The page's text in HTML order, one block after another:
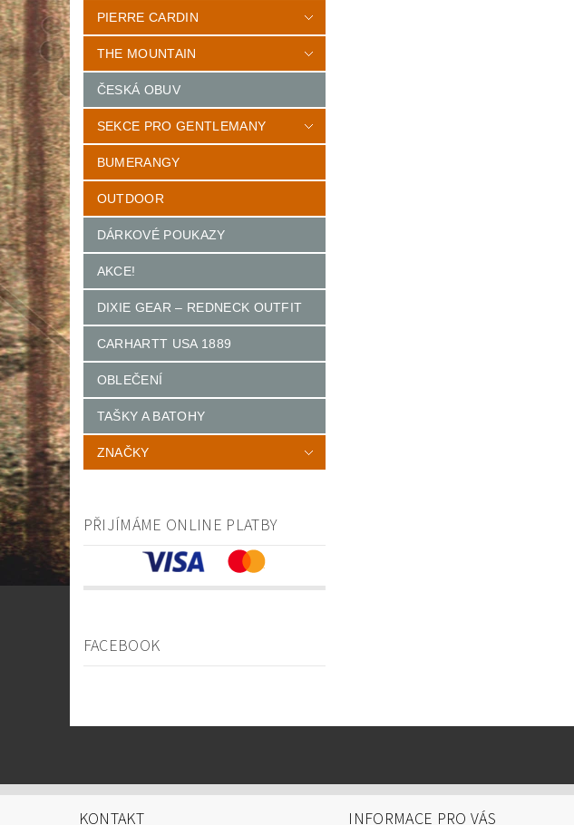
PIERRE CARDIN
THE MOUNTAIN
ČESKÁ OBUV
SEKCE PRO GENTLEMANY
BUMERANGY
OUTDOOR
DÁRKOVÉ POUKAZY
AKCE!
DIXIE GEAR – REDNECK OUTFIT
CARHARTT USA 1889
OBLEČENÍ
TAŠKY A BATOHY
ZNAČKY
PŘIJÍMÁME ONLINE PLATBY
FACEBOOK
KONTAKT INFORMACE PRO VÁS